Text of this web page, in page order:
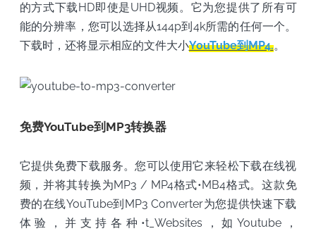
的方式下载HD即使是UHD视频。它为您提供了所有可
能的分辨率，您可以选择从144p到4k所需的任何一个。
下载时，还将显示相应的文件大小YouTube到MP4.。
免费YouTube到MP3转换器
它提供免费下载服务。您可以使用它来轻松下载在线视
频，并将其转换为MP3 / MP4格式•MB4格式。这款免
费的在线YouTube到MP3 Converter为您提供快速下载
体验，并支持各种•t_Websites，如Youtube，